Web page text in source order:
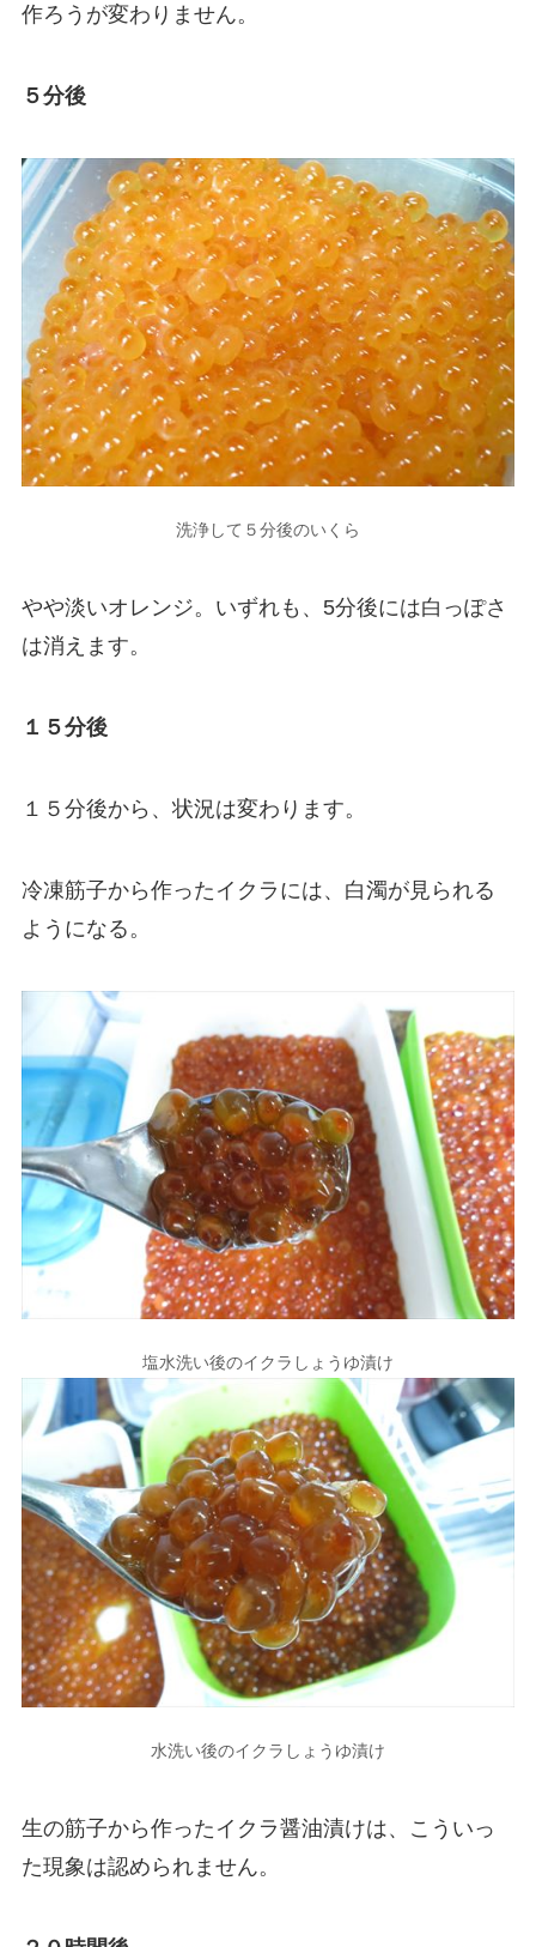
作ろうが変わりません。
５分後
洗浄して５分後のいくら
やや淡いオレンジ。いずれも、5分後には白っぽさ
は消えます。
１５分後
１５分後から、状況は変わります。
冷凍筋子から作ったイクラには、白濁が見られる
ようになる。
塩水洗い後のイクラしょうゆ漬け
水洗い後のイクラしょうゆ漬け
生の筋子から作ったイクラ醤油漬けは、こういっ
た現象は認められません。